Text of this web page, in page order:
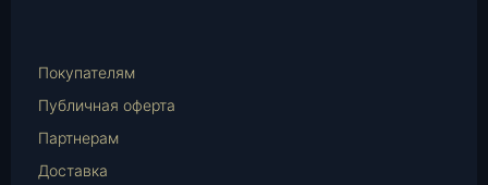
Mail
Покупателям
Публичная оферта
Партнерам
Доставка